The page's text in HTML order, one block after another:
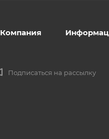
Компания
Подписаться на рассылку